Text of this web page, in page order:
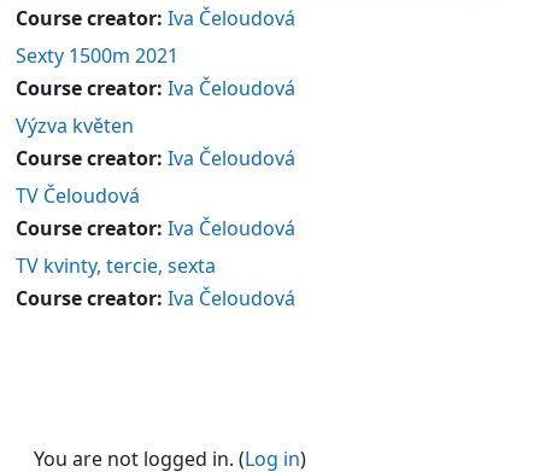
Course creator: Iva Čeloudová
Sexty 1500m 2021
Course creator: Iva Čeloudová
Výzva květen
Course creator: Iva Čeloudová
TV Čeloudová
Course creator: Iva Čeloudová
TV kvinty, tercie, sexta
Course creator: Iva Čeloudová
You are not logged in. (Log in)